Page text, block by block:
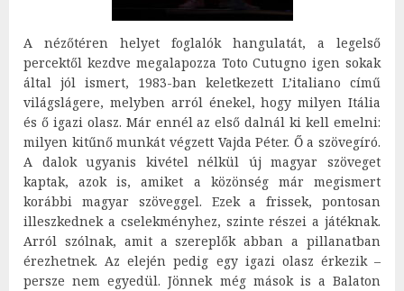
A nézőtéren helyet foglalók hangulatát, a legelső
percektől kezdve megalapozza Toto Cutugno igen sokak
által jól ismert, 1983-ban keletkezett L’italiano című
világslágere, melyben arról énekel, hogy milyen Itália
és ő igazi olasz. Már ennél az első dalnál ki kell emelni:
milyen kitűnő munkát végzett Vajda Péter. Ő a szövegíró.
A dalok ugyanis kivétel nélkül új magyar szöveget
kaptak, azok is, amiket a közönség már megismert
korábbi magyar szöveggel. Ezek a frissek, pontosan
illeszkednek a cselekményhez, szinte részei a játéknak.
Arról szólnak, amit a szereplők abban a pillanatban
érezhetnek. Az elején pedig egy igazi olasz érkezik –
persze nem egyedül. Jönnek még mások is a Balaton